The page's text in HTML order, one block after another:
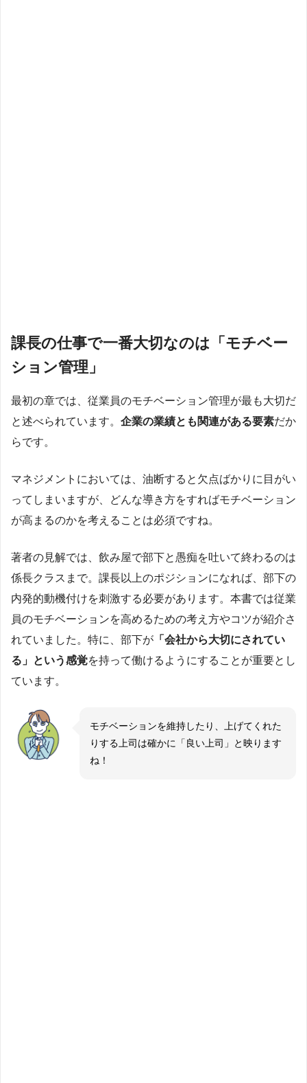
課長の仕事で一番大切なのは「モチベー
ション管理」
最初の章では、従業員のモチベーション管理が最も大切だ
と述べられています。 企業の業績とも関連がある要素だか
らです。
マネジメントにおいては、油断すると欠点ばかりに目がい
ってしまいますが、どんな導き方をすればモチベーション
が高まるのかを考えることは必須ですね。
著者の見解では、飲み屋で部下と愚痴を吐いて終わるのは
係長クラスまで。課長以上のポジションになれば、部下の
内発的動機付けを刺激する必要があります。本書では従業
員のモチベーションを高めるための考え方やコツが紹介さ
れていました。特に、部下が 「会社から大切にされてい
る」という感覚を持って働けるようにすることが重要とし
ています。
モチベーションを維持したり、上げてくれた
りする上司は確かに「良い上司」と映ります
ね！